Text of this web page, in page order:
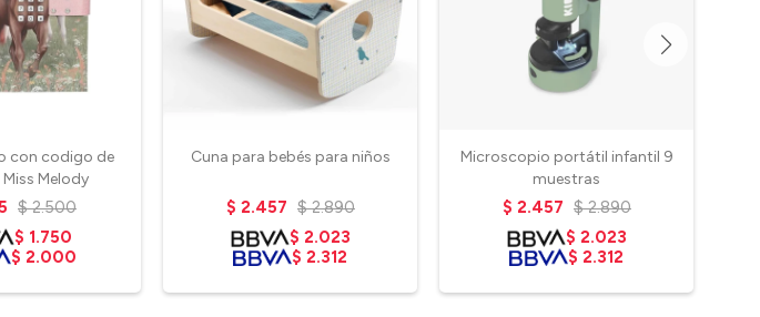
con codigo de
Melody
$ 2.500
$ 1.750
$ 2.000
Cuna para bebés para niños
$ 2.457 $ 2.890
$ 2.023
$ 2.312
Microscopio portátil infantil 9
muestras
$ 2.457 $ 2.890
$ 2.023
$ 2.312